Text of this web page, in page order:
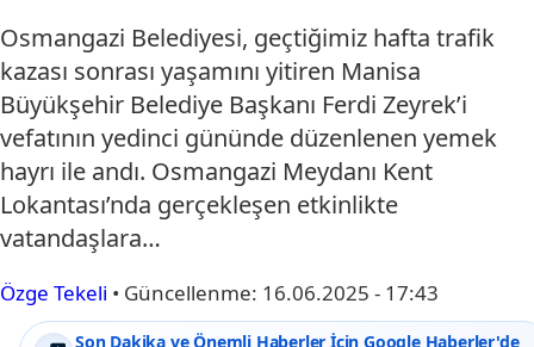
Osmangazi Belediyesi, geçtiğimiz hafta trafik
kazası sonrası yaşamını yitiren Manisa
Büyükşehir Belediye Başkanı Ferdi Zeyrek’i
vefatının yedinci gününde düzenlenen yemek
hayrı ile andı. Osmangazi Meydanı Kent
Lokantası’nda gerçekleşen etkinlikte
vatandaşlara…
Özge Tekeli • Güncellenme: 16.06.2025 - 17:43
Son Dakika ve Önemli Haberler İçin Google Haberler'de